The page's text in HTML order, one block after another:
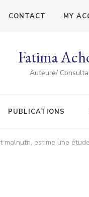
CONTACT MY
Fatima
Auteure/
PUBLICATIONS
malnutri, estime une étude